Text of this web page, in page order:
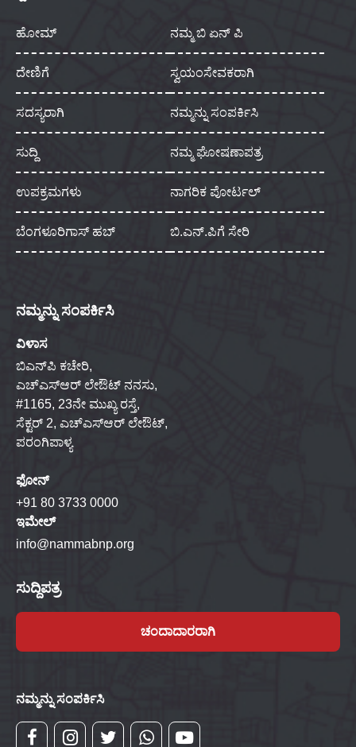
ಹೋಮ್ ನಮ್ಮ ಬಿ ಏನ್ ಪಿ
ದೇಣಿಗೆ ಸ್ವಯಂಸೇವಕರಾಗಿ
ಸದಸ್ಯರಾಗಿ ನಮ್ಮನ್ನು ಸಂಪರ್ಕಿಸಿ
ಸುದ್ದಿ ನಮ್ಮ ಘೋಷಣಾಪತ್ರ
ಉಪಕ್ರಮಗಳು ನಾಗರಿಕ ಪೋರ್ಟಲ್
ಬೆಂಗಳೂರಿಗಾಸ್ ಹಬ್ ಬಿ.ಎನ್.ಪಿಗೆ ಸೇರಿ
ನಮ್ಮನ್ನು ಸಂಪರ್ಕಿಸಿ
ವಿಳಾಸ
ಬಿಎನ್‌ಪಿ ಕಚೇರಿ,
ಎಚ್‌ಎಸ್‌ಆರ್ ಲೇಔಟ್ ನನಸು,
#1165, 23ನೇ ಮುಖ್ಯ ರಸ್ತೆ,
ಸೆಕ್ಟರ್ 2, ಎಚ್‌ಎಸ್‌ಆರ್ ಲೇಔಟ್,
ಪರಂಗಿಪಾಳ್ಯ
ಫೋನ್
+91 80 3733 0000
ಇಮೇಲ್
info@nammabnp.org
ಸುದ್ದಿಪತ್ರ
ಚಂದಾದಾರರಾಗಿ
ನಮ್ಮನ್ನು ಸಂಪರ್ಕಿಸಿ